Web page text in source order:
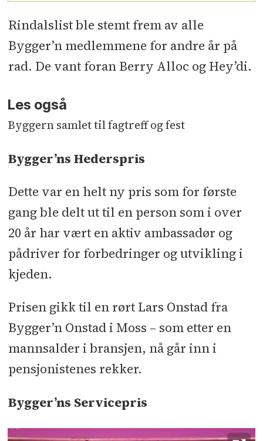
Rindalslist ble stemt frem av alle
Bygger’n medlemmene for andre år på
rad. De vant foran Berry Alloc og Hey’di.
Les også
Byggern samlet til fagtreff og fest
Bygger’ns Hederspris
Dette var en helt ny pris som for første
gang ble delt ut til en person som i over
20 år har vært en aktiv ambassadør og
pådriver for forbedringer og utvikling i
kjeden.
Prisen gikk til en rørt Lars Onstad fra
Bygger’n Onstad i Moss – som etter en
mannsalder i bransjen, nå går inn i
pensjonistenes rekker.
Bygger’ns Servicepris